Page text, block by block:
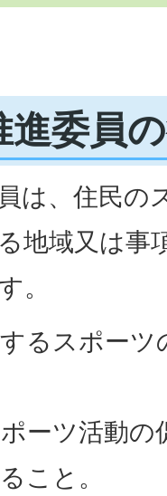
進委員
は、住民の
地域又は事
。
るスポーツ
ーツ活動の
こと。